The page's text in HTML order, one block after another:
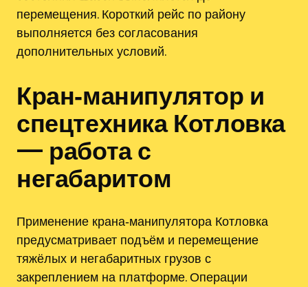
перемещения. Короткий рейс по району
выполняется без согласования
дополнительных условий.
Кран‑манипулятор и
спецтехника Котловка
— работа с
негабаритом
Применение крана‑манипулятора Котловка
предусматривает подъём и перемещение
тяжёлых и негабаритных грузов с
закреплением на платформе. Операции